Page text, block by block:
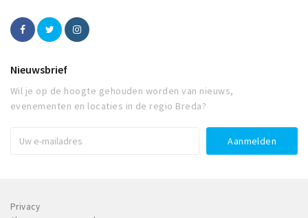
Nieuwsbrief
Wil je op de hoogte gehouden worden van nieuws,
evenementen en locaties in de regio Breda?
Privacy